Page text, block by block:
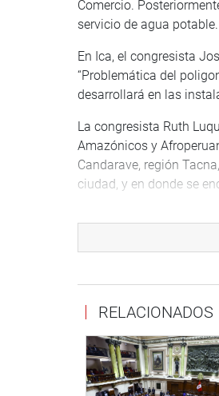
Comercio.
servicio de agua potable.
En Ica, el congresista
“Problemática del
desarrollará en las
La congresista Ruth
Amazónicos y
Candarave, región
ciudad, y en donde se
Fiscalía provincial
de recién nacidos y
A las 11:30 horas,
tarde, recorrerá las
Mujer de la comisaría
En esa misma región,
sector educación,
RELACIONADOS